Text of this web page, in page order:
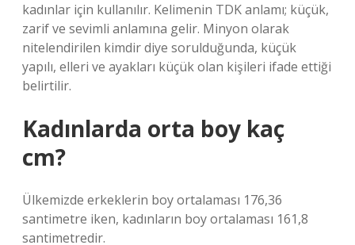
kadınlar için kullanılır. Kelimenin TDK anlamı; küçük,
zarif ve sevimli anlamına gelir. Minyon olarak
nitelendirilen kimdir diye sorulduğunda, küçük
yapılı, elleri ve ayakları küçük olan kişileri ifade ettiği
belirtilir.
Kadınlarda orta boy kaç
cm?
Ülkemizde erkeklerin boy ortalaması 176,36
santimetre iken, kadınların boy ortalaması 161,8
santimetredir.